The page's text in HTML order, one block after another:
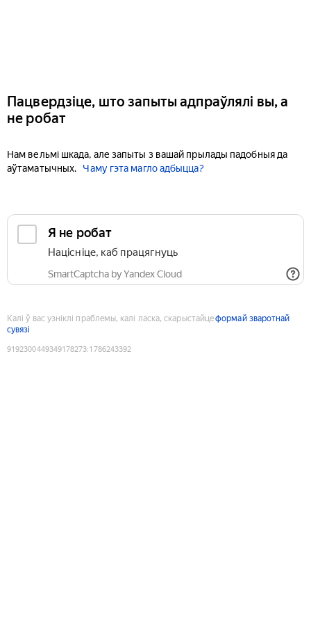
Пацвердзіце, што запыты адпраўлялі вы, а
не робат
Нам вельмі шкада, але запыты з вашай прылады падобныя да
аўтаматычных.
Чаму гэта магло адбыцца?
Я не робат
Націсніце, каб працягнуць
SmartCaptcha by Yandex Cloud
Калі ў вас узніклі праблемы, калі ласка, скарыстайцеформай зваротнай
сувязі
9192300449349178273:1786243392